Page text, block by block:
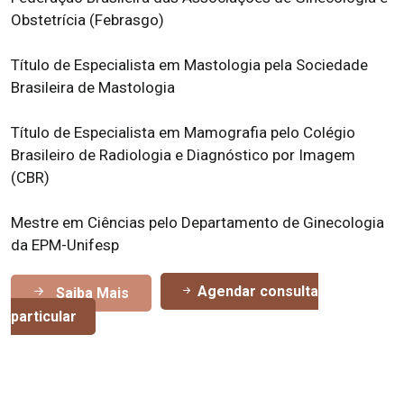
Obstetrícia (Febrasgo)
Título de Especialista em Mastologia pela Sociedade
Brasileira de Mastologia
Título de Especialista em Mamografia pelo Colégio
Brasileiro de Radiologia e Diagnóstico por Imagem
(CBR)
Mestre em Ciências pelo Departamento de Ginecologia
da EPM-Unifesp
Saiba Mais
Agendar consulta
particular